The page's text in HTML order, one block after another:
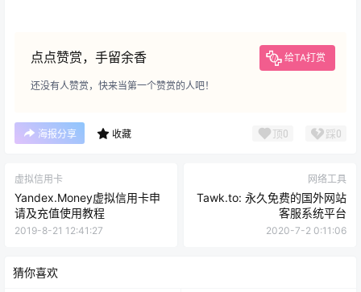
点点赞赏，手留余香 给TA打赏
还没有人赞赏，快来当第一个赞赏的人吧！
海报分享 收藏 顶0 踩0
虚拟信用卡
Yandex.Money虚拟信用卡申
请及充值使用教程
2019-8-21 12:41:27
网络工具
Tawk.to: 永久免费的国外网站
客服系统平台
2020-7-2 0:11:06
猜你喜欢